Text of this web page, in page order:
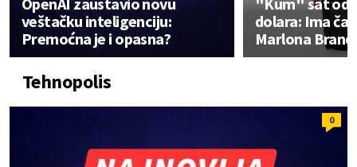
veštačku inteligenciju:
Premoćna je i opasna?
dolara: Ima
Marlona
Tehnopolis
0